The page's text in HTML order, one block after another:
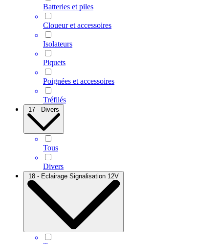
Batteries et piles
Cloueur et accessoires
Isolateurs
Piquets
Poignées et accessoires
Tréfilés
17 - Divers
Tous
Divers
18 - Eclairage Signalisation 12V